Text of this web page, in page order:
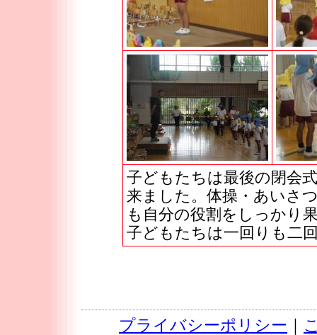
子どもたちは最後の閉会
来ました。体操・あいさ
も自分の役割をしっかり
子どもたちは一回りも二
プライバシーポリシー